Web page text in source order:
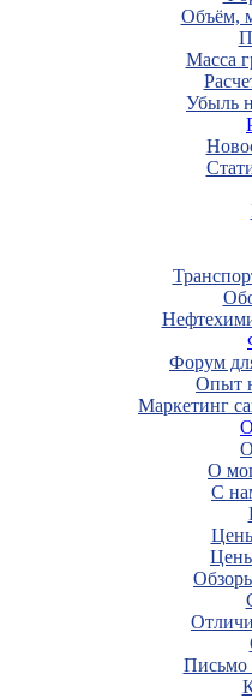
Объём,
Масса
Убыль
Форум
Опыт
Маркетинг
О
С
Письмо